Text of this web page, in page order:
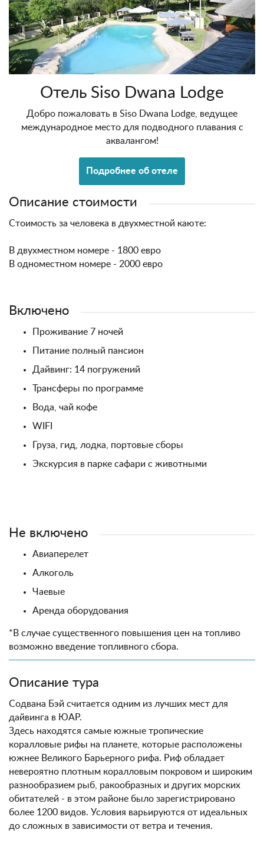
Отель Siso Dwana Lodge
Добро пожаловать в Siso Dwana Lodge, ведущее
международное место для подводного плавания с
аквалангом!
Подробнее об отеле
Описание стоимости
Стоимость за человека в двухместной каюте:
В двухместном номере - 1800 евро
В одноместном номере - 2000 евро
Включено
Проживание 7 ночей
Питание полный пансион
Дайвинг: 14 погружений
Трансферы по программе
Вода, чай кофе
WIFI
Груза, гид, лодка, портовые сборы
Экскурсия в парке сафари с животными
Не включено
Авиаперелет
Алкоголь
Чаевые
Аренда оборудования
*В случае существенного повышения цен на топливо
возможно введение топливного сбора.
Описание тура
Содвана Бэй считается одним из лучших мест для
дайвинга в ЮАР.
Здесь находятся самые южные тропические
коралловые рифы на планете, которые расположены
южнее Великого Барьерного рифа. Риф обладает
невероятно плотным коралловым покровом и широким
разнообразием рыб, ракообразных и других морских
обитателей - в этом районе было зарегистрировано
более 1200 видов. Условия варьируются от идеальных
до сложных в зависимости от ветра и течения.